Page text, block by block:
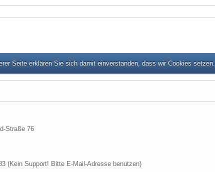
Seite erklären Sie sich damit einverstanden, dass wir Cookies setzen.
Straße 76
Support! Bitte E-Mail-Adresse benutzen)